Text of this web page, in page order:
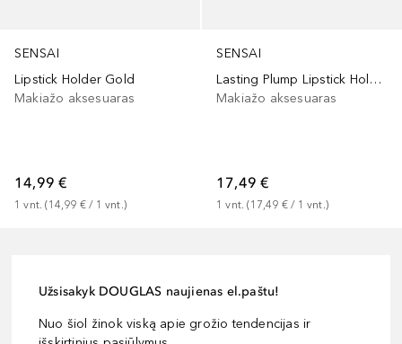
SENSAI
Lipstick Holder Gold
Makiažo aksesuaras
14,99 €
1 vnt. (14,99 € / 1 vnt.)
SENSAI
Lasting Plump Lipstick Holder
Makiažo aksesuaras
17,49 €
1 vnt. (17,49 € / 1 vnt.)
Užsisakyk DOUGLAS naujienas el.paštu!
Nuo šiol žinok viską apie grožio tendencijas ir